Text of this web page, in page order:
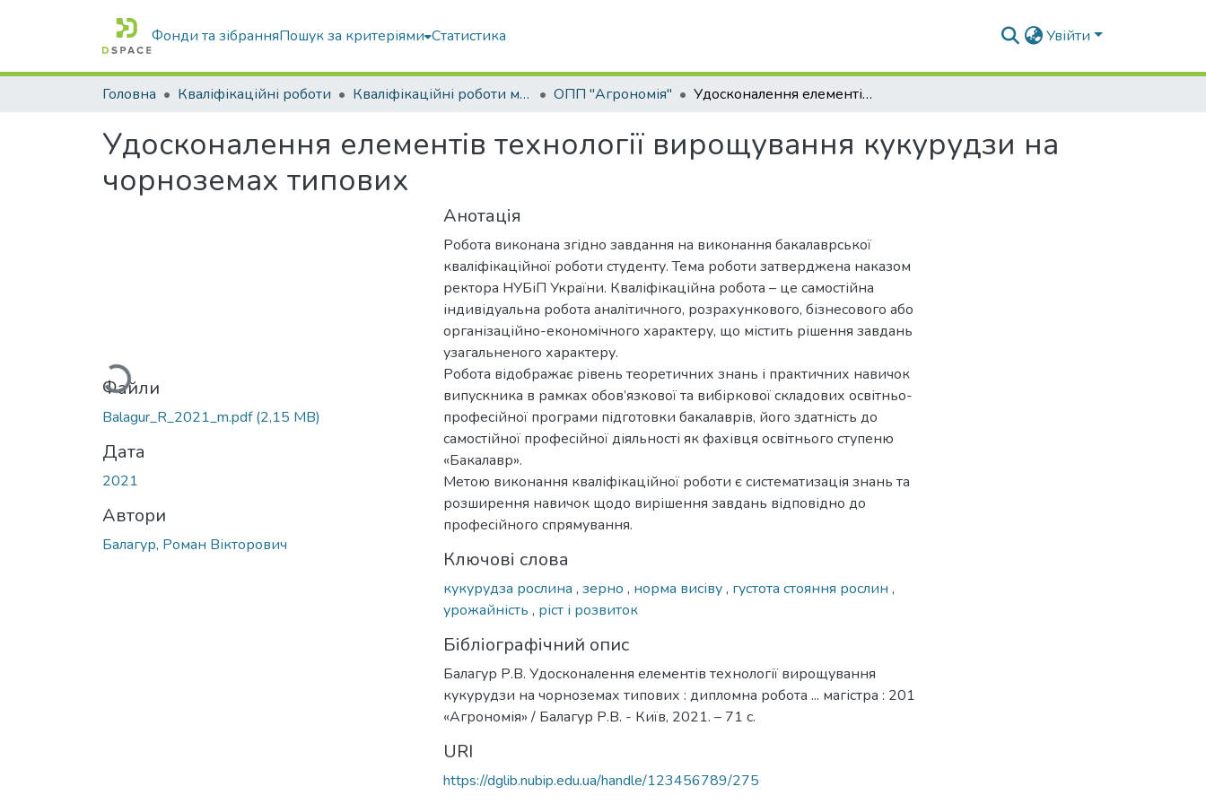
Фонди та зібранняПошук за критеріями Статистика Увійти
Головна Кваліфікаційні роботи Кваліфікаційні роботи магістрів ОПП "Агрономія" Удосконалення елементів технології вирощування кукурудзи на чорноземах типових
Удосконалення елементів технології вирощування кукурудзи на
чорноземах типових
Вантажиться...
Файли
Balagur_R_2021_m.pdf(2,15 MB)
Дата
2021
Автори
Балагур, Роман Вікторович
Анотація
Робота виконана згідно завдання на виконання бакалаврської
кваліфікаційної роботи студенту. Тема роботи затверджена наказом
ректора НУБіП України. Кваліфікаційна робота – це самостійна
індивідуальна робота аналітичного, розрахункового, бізнесового або
організаційно-економічного характеру, що містить рішення завдань
узагальненого характеру.
Робота відображає рівень теоретичних знань і практичних навичок
випускника в рамках обов’язкової та вибіркової складових освітньо-
професійної програми підготовки бакалаврів, його здатність до
самостійної професійної діяльності як фахівця освітнього ступеню
«Бакалавр».
Метою виконання кваліфікаційної роботи є систематизація знань та
розширення навичок щодо вирішення завдань відповідно до
професійного спрямування.
Ключові слова
кукурудза рослина , зерно , норма висіву, густота стояння рослин ,
урожайність , ріст і розвиток
Бібліографічний опис
Балагур Р.В. Удосконалення елементів технології вирощування
кукурудзи на чорноземах типових : дипломна робота ... магістра : 201
«Агрономія» / Балагур Р.В. - Київ, 2021. – 71 с.
URI
https://dglib.nubip.edu.ua/handle/123456789/275